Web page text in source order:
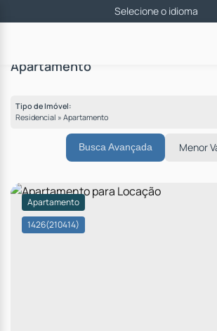
Apartamento
Tipo de Imóvel:
Busca Avançada
1426(210414)
Apartamento